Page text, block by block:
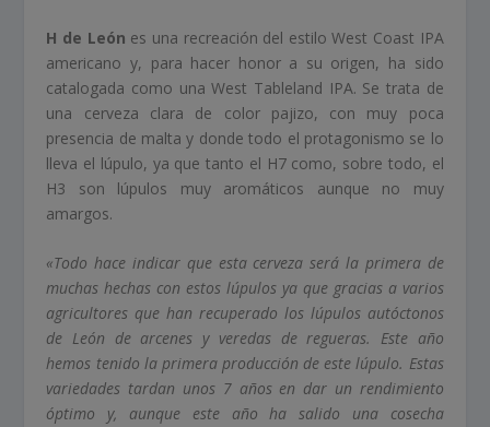
H de León es una recreación del estilo West Coast IPA
americano y, para hacer honor a su origen, ha sido
catalogada como una West Tableland IPA. Se trata de
una cerveza clara de color pajizo, con muy poca
presencia de malta y donde todo el protagonismo se lo
lleva el lúpulo, ya que tanto el H7 como, sobre todo, el
H3 son lúpulos muy aromáticos aunque no muy
amargos.
«Todo hace indicar que esta cerveza será la primera de
muchas hechas con estos lúpulos ya que gracias a varios
agricultores que han recuperado los lúpulos autóctonos
de León de arcenes y veredas de regueras. Este año
hemos tenido la primera producción de este lúpulo. Estas
variedades tardan unos 7 años en dar un rendimiento
óptimo y, aunque este año ha salido una cosecha